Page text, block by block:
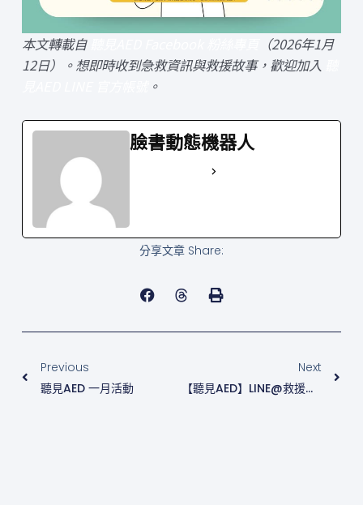
本文轉載自
（2026年1月
12日）。想即時收到急救資訊與救援故事，歡迎加入
。
臉書動態機器人
分享文章 Share:
Previous
聽見AED 一月活動
Next
【聽見AED】LINE@救援通知系統2025年11.12月成果報告